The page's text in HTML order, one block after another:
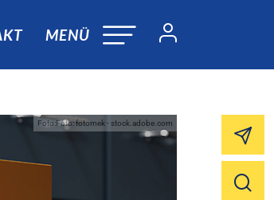
MENÜ
Foto:Foto: fotomek - stock.adobe.com